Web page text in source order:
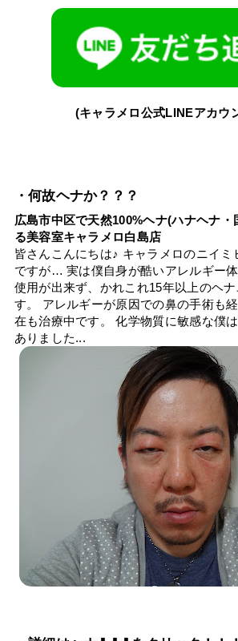
(キャラメロ公式LINEアカウ
・何故ヘナか？？？
広島市中区で天然100%ヘナ(ハナヘナ
る美容室キャラメロ白島店
皆さんこんにちは♪ キャラメロのニイミ
ですが… 実は僕自身が酷いアレルギー
使用が出来ず、かれこれ15年以上のヘ
す。 アレルギーが原因での鼻の手術も
在も治療中です。 化学物質に敏感な僕
ありました...